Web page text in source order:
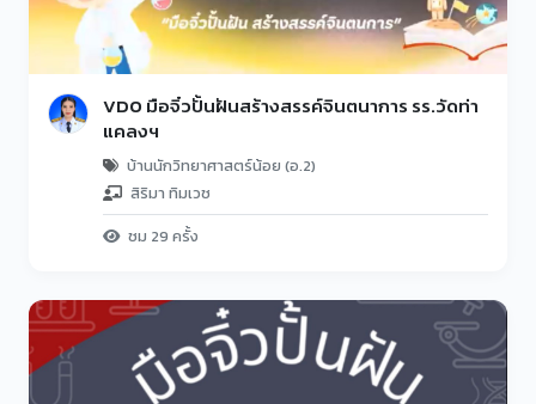
VDO มือจิ๋วปั้นฝันสร้างสรรค์จินตนาการ รร.วัดท่า
แคลงฯ
บ้านนักวิทยาศาสตร์น้อย (อ.2)
สิริมา ทิมเวช
ชม 29 ครั้ง